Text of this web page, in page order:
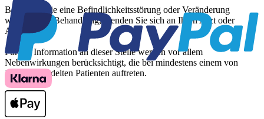
Bemerken Sie eine Befindlichkeitsstörung oder Veränderung
während der Behandlung, wenden Sie sich an Ihren Arzt oder
Apotheker.
Für die Information an dieser Stelle werden vor allem
Nebenwirkungen berücksichtigt, die bei mindestens einem von
1.000 behandelten Patienten auftreten.